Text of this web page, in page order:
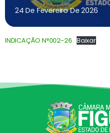
24 De Fevereiro De 2026
INDICAÇÃO N°002-26 Baixar